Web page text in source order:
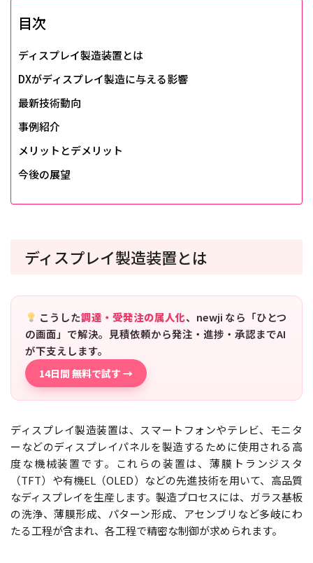
目次
ディスプレイ製造装置とは
DXがディスプレイ製造に与える影響
最新技術動向
事例紹介
メリットとデメリット
今後の展望
ディスプレイ製造装置とは
こうした調達・受発注の属人化、newji なら「ひとつ
の画面」で解決。見積依頼から発注・進捗・承認までAI
が下支えします。
14日間 無料で試す →
ディスプレイ製造装置は、スマートフォンやテレビ、モニタ
ーなどのディスプレイパネルを製造するために使用される高
度な機械装置です。これらの装置は、薄膜トランジスタ
（TFT）や有機EL（OLED）などの先進技術を用いて、高品質
なディスプレイを生産します。製造プロセスには、ガラス基板
の洗浄、薄膜形成、パターン形成、アセンブリなど多岐にわ
たる工程が含まれ、各工程で精密な制御が求められます。